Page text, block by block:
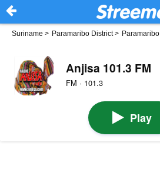
Suriname > Paramaribo District> Paramaribo
Anjisa 101.3 FM
FM · 101.3
Play